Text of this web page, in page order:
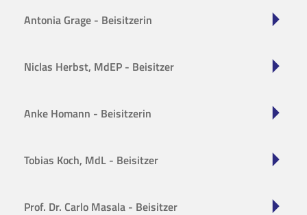
Antonia Grage - Beisitzerin
Niclas Herbst, MdEP - Beisitzer
Anke Homann - Beisitzerin
Tobias Koch, MdL - Beisitzer
Prof. Dr. Carlo Masala - Beisitzer